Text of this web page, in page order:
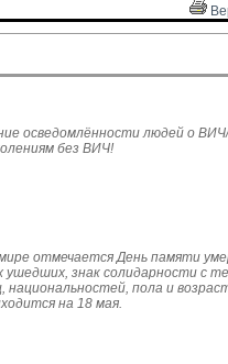
осведомлённости людей о
без ВИЧ!
мире отмечается День памяти
знак солидарности с
пола и
на 18 мая.